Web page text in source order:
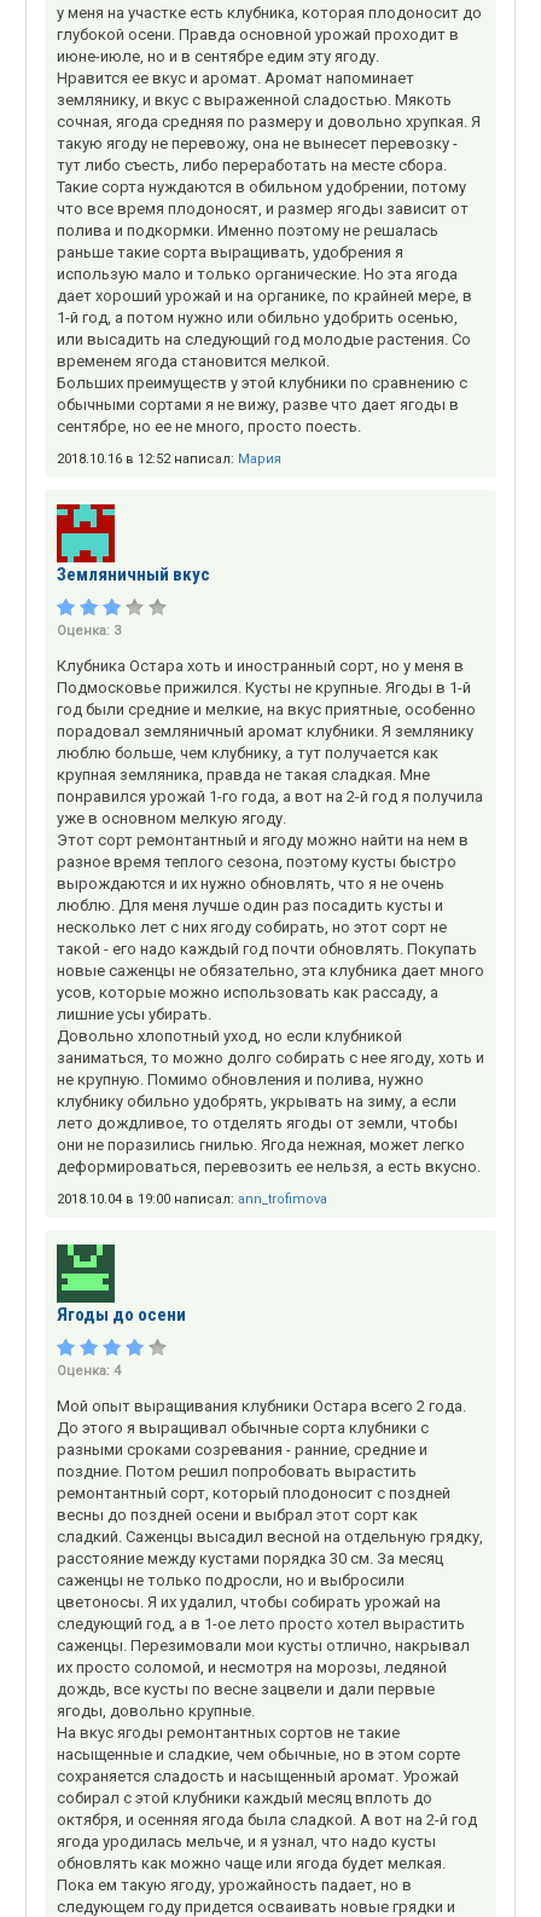
у меня на участке есть клубника, которая плодоносит до
глубокой осени. Правда основной урожай проходит в
июне-июле, но и в сентябре едим эту ягоду.
Нравится ее вкус и аромат. Аромат напоминает
землянику, и вкус с выраженной сладостью. Мякоть
сочная, ягода средняя по размеру и довольно хрупкая. Я
такую ягоду не перевожу, она не вынесет перевозку -
тут либо съесть, либо переработать на месте сбора.
Такие сорта нуждаются в обильном удобрении, потому
что все время плодоносят, и размер ягоды зависит от
полива и подкормки. Именно поэтому не решалась
раньше такие сорта выращивать, удобрения я
использую мало и только органические. Но эта ягода
дает хороший урожай и на органике, по крайней мере, в
1-й год, а потом нужно или обильно удобрить осенью,
или высадить на следующий год молодые растения. Со
временем ягода становится мелкой.
Больших преимуществ у этой клубники по сравнению с
обычными сортами я не вижу, разве что дает ягоды в
сентябре, но ее не много, просто поесть.
2018.10.16 в 12:52 написал: Мария
Земляничный вкус
Оценка: 3
Клубника Остара хоть и иностранный сорт, но у меня в
Подмосковье прижился. Кусты не крупные. Ягоды в 1-й
год были средние и мелкие, на вкус приятные, особенно
порадовал земляничный аромат клубники. Я землянику
люблю больше, чем клубнику, а тут получается как
крупная земляника, правда не такая сладкая. Мне
понравился урожай 1-го года, а вот на 2-й год я получила
уже в основном мелкую ягоду.
Этот сорт ремонтантный и ягоду можно найти на нем в
разное время теплого сезона, поэтому кусты быстро
вырождаются и их нужно обновлять, что я не очень
люблю. Для меня лучше один раз посадить кусты и
несколько лет с них ягоду собирать, но этот сорт не
такой - его надо каждый год почти обновлять. Покупать
новые саженцы не обязательно, эта клубника дает много
усов, которые можно использовать как рассаду, а
лишние усы убирать.
Довольно хлопотный уход, но если клубникой
заниматься, то можно долго собирать с нее ягоду, хоть и
не крупную. Помимо обновления и полива, нужно
клубнику обильно удобрять, укрывать на зиму, а если
лето дождливое, то отделять ягоды от земли, чтобы
они не поразились гнилью. Ягода нежная, может легко
деформироваться, перевозить ее нельзя, а есть вкусно.
2018.10.04 в 19:00 написал: ann_trofimova
Ягоды до осени
Оценка: 4
Мой опыт выращивания клубники Остара всего 2 года.
До этого я выращивал обычные сорта клубники с
разными сроками созревания - ранние, средние и
поздние. Потом решил попробовать вырастить
ремонтантный сорт, который плодоносит с поздней
весны до поздней осени и выбрал этот сорт как
сладкий. Саженцы высадил весной на отдельную грядку,
расстояние между кустами порядка 30 см. За месяц
саженцы не только подросли, но и выбросили
цветоносы. Я их удалил, чтобы собирать урожай на
следующий год, а в 1-ое лето просто хотел вырастить
саженцы. Перезимовали мои кусты отлично, накрывал
их просто соломой, и несмотря на морозы, ледяной
дождь, все кусты по весне зацвели и дали первые
ягоды, довольно крупные.
На вкус ягоды ремонтантных сортов не такие
насыщенные и сладкие, чем обычные, но в этом сорте
сохраняется сладость и насыщенный аромат. Урожай
собирал с этой клубники каждый месяц вплоть до
октября, и осенняя ягода была сладкой. А вот на 2-й год
ягода уродилась мельче, и я узнал, что надо кусты
обновлять как можно чаще или ягода будет мелкая.
Пока ем такую ягоду, урожайность падает, но в
следующем году придется осваивать новые грядки и